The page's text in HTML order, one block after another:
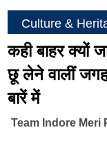
Culture &
कही बाहर क्यों
छू लेने वालीं
बारें में
Team Indore Meri